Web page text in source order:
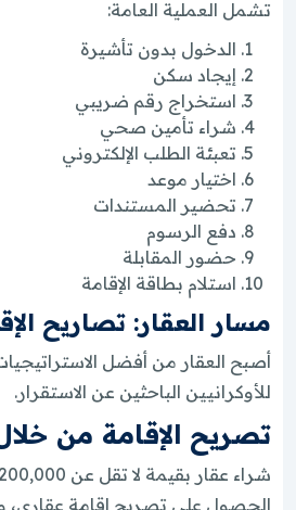
تشمل العملية العامة:
الدخول بدون تأشيرة
إيجاد سكن
استخراج رقم ضريبي
شراء تأمين صحي
تعبئة الطلب الإلكتروني
اختيار موعد
تحضير المستندات
دفع الرسوم
حضور المقابلة
استلام بطاقة الإقامة
مسار العقار: تصاريح
أصبح العقار من أفضل
للأوكرانيين الباحثين عن الاستقرار.
تصريح الإقامة من
الحصول على تصريح إقامة عقاري،